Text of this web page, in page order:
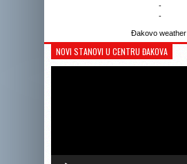
-
-
Đakovo weather
NOVI STANOVI U CENTRU ĐAKOVA